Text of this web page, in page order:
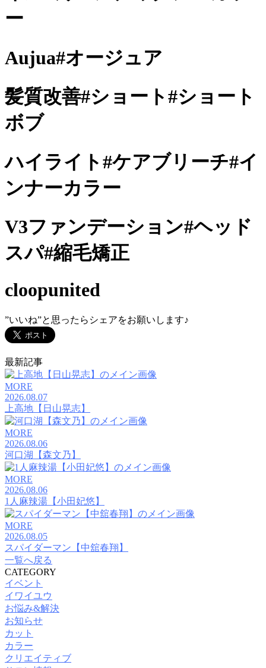
ー
Aujua#オージュア
髪質改善#ショート#ショート
ボブ
ハイライト#ケアブリーチ#イ
ンナーカラー
V3ファンデーション#ヘッド
スパ#縮毛矯正
cloopunited
”いいね”と思ったらシェアをお願いします♪
最新記事
MORE
2026.08.07
上高地【日山晃志】
MORE
2026.08.06
河口湖【森文乃】
MORE
2026.08.06
1人麻辣湯【小田妃悠】
MORE
2026.08.05
スパイダーマン【中舘春翔】
一覧へ戻る
CATEGORY
イベント
イワイユウ
お悩み&解決
お知らせ
カット
カラー
クリエイティブ